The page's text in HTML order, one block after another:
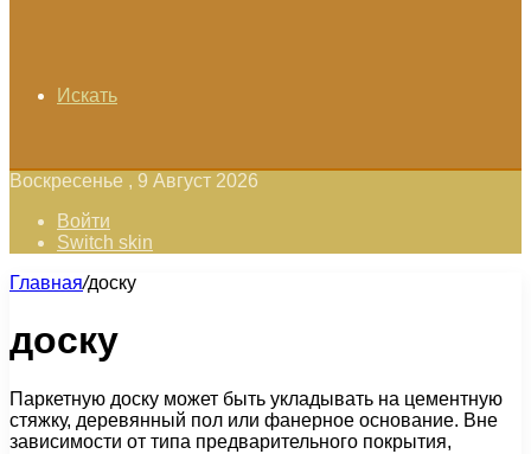
Искать
Воскресенье , 9 Август 2026
Войти
Switch skin
Главная/доску
доску
Паркетную доску может быть укладывать на цементную
стяжку, деревянный пол или фанерное основание. Вне
зависимости от типа предварительного покрытия,